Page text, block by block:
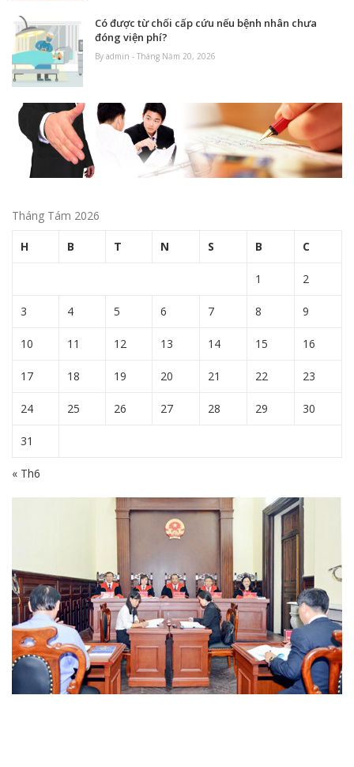
Có được từ chối cấp cứu nếu bệnh nhân chưa
đóng viện phí?
By admin - Tháng Năm 20, 2026
Tháng Tám 2026
H B T N S B C
1 2
3 4 5 6 7 8 9
10 11 12 13 14 15 16
17 18 19 20 21 22 23
24 25 26 27 28 29 30
31
« Th6